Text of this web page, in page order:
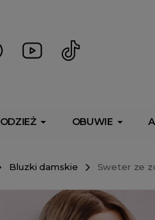
ODZIEŻ OBUWIE
Bluzki damskie Sweter ze